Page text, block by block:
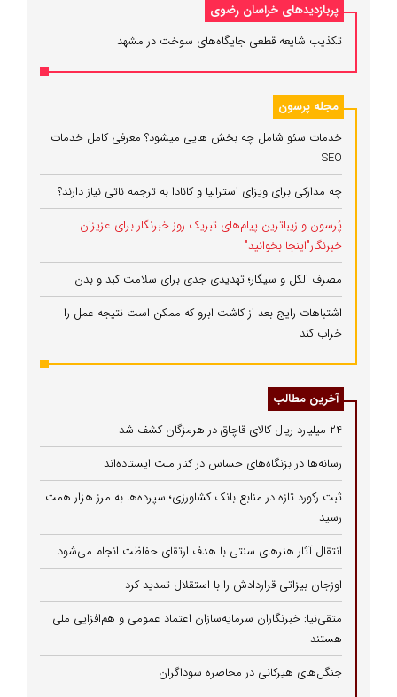
پربازدیدهای خراسان رضوی
تکذیب شایعه قطعی جایگاه‌های سوخت در مشهد
مجله پرسون
خدمات سئو شامل چه بخش هایی میشود؟ معرفی کامل خدمات
SEO
چه مدارکی برای ویزای استرالیا و کانادا به ترجمه ناتی نیاز دارند؟
پُرسون و زیباترین پیام‌های تبریک روز خبرنگار برای عزیزان
خبرنگار"اینجا بخوانید"
مصرف الکل و سیگار؛ تهدیدی جدی برای سلامت کبد و بدن
اشتباهات رایج بعد از کاشت ابرو که ممکن است نتیجه عمل را
خراب کند
آخرین مطالب
۲۴ میلیارد ریال کالای قاچاق در هرمزگان کشف شد
رسانه‌ها در بزنگاه‌های حساس در کنار ملت ایستاده‌اند
ثبت رکورد تازه در منابع بانک کشاورزی؛ سپرده‌ها به مرز هزار همت
رسید
انتقال آثار هنرهای سنتی با هدف ارتقای حفاظت انجام می‌شود
اوزجان بیزاتی قراردادش را با استقلال تمدید کرد
متقی‌نیا: خبرنگاران سرمایه‌سازان اعتماد عمومی و هم‌افزایی ملی
هستند
جنگل‌های هیرکانی در محاصره سوداگران